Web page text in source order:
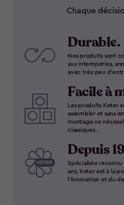
Chaque
Durable.
Nos produits sont
aux intempéries,
avec très peu
Facile à
Les produits Keter
assembler et sans
montage ne
classiques.
Depuis
Spécialiste
ans, Keter est à la
l'innovation et du